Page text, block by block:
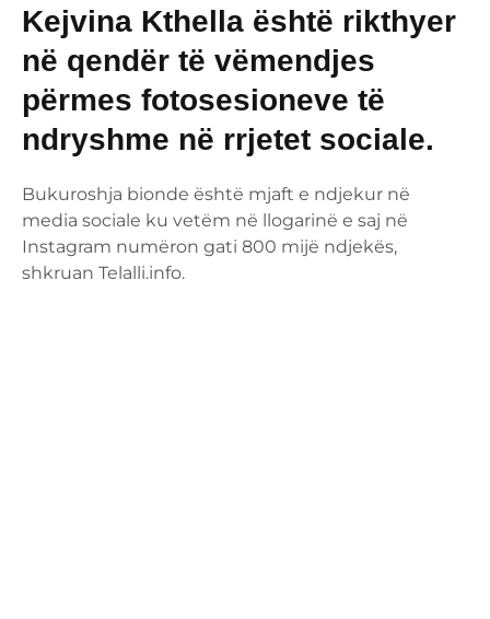
Kejvina Kthella është rikthyer
në qendër të vëmendjes
përmes fotosesioneve të
ndryshme në rrjetet sociale.
Bukuroshja bionde është mjaft e ndjekur në
media sociale ku vetëm në llogarinë e saj në
Instagram numëron gati 800 mijë ndjekës,
shkruan Telalli.info.